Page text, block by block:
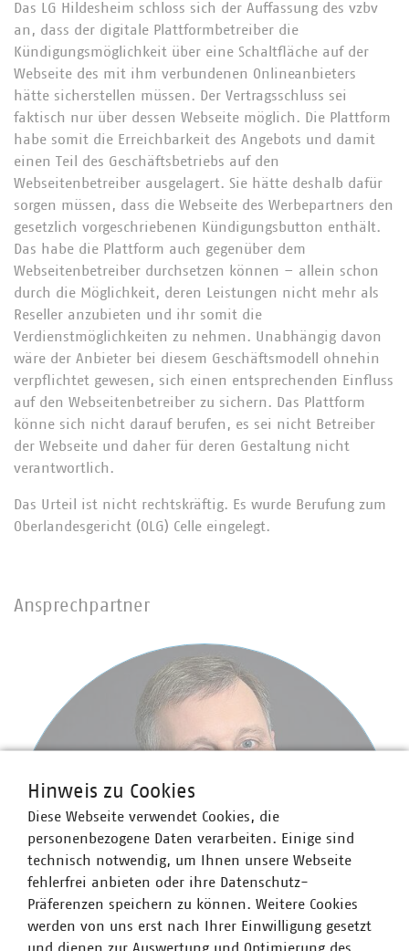
Das LG Hildesheim schloss sich der Auffassung des vzbv
an, dass der digitale Plattformbetreiber die
Kündigungsmöglichkeit über eine Schaltfläche auf der
Webseite des mit ihm verbundenen Onlineanbieters
hätte sicherstellen müssen. Der Vertragsschluss sei
faktisch nur über dessen Webseite möglich. Die Plattform
habe somit die Erreichbarkeit des Angebots und damit
einen Teil des Geschäftsbetriebs auf den
Webseitenbetreiber ausgelagert. Sie hätte deshalb dafür
sorgen müssen, dass die Webseite des Werbepartners den
gesetzlich vorgeschriebenen Kündigungsbutton enthält.
Das habe die Plattform auch gegenüber dem
Webseitenbetreiber durchsetzen können – allein schon
durch die Möglichkeit, deren Leistungen nicht mehr als
Reseller anzubieten und ihr somit die
Verdienstmöglichkeiten zu nehmen. Unabhängig davon
wäre der Anbieter bei diesem Geschäftsmodell ohnehin
verpflichtet gewesen, sich einen entsprechenden Einfluss
auf den Webseitenbetreiber zu sichern. Das Plattform
könne sich nicht darauf berufen, es sei nicht Betreiber
der Webseite und daher für deren Gestaltung nicht
verantwortlich.
Das Urteil ist nicht rechtskräftig. Es wurde Berufung zum
Oberlandesgericht (OLG) Celle eingelegt.
Ansprechpartner
Hinweis zu Cookies
Diese Webseite verwendet Cookies, die
personenbezogene Daten verarbeiten. Einige sind
technisch notwendig, um Ihnen unsere Webseite
fehlerfrei anbieten oder ihre Datenschutz-
Präferenzen speichern zu können. Weitere Cookies
werden von uns erst nach Ihrer Einwilligung gesetzt
und dienen zur Auswertung und Optimierung des